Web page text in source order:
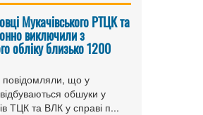
Мукачівського РТЦК та
виключили з
обліку близько 1200
що у
обшуки у
ТЦК та ВЛК у справі п...